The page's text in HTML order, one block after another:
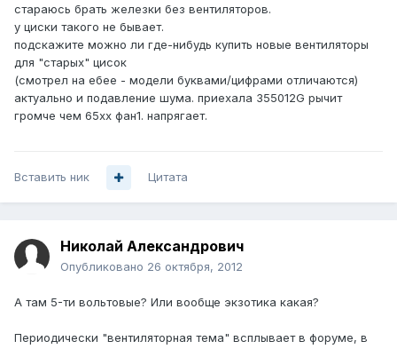
стараюсь брать железки без вентиляторов.
у циски такого не бывает.
подскажите можно ли где-нибудь купить новые вентиляторы
для "старых" цисок
(смотрел на ебее - модели буквами/цифрами отличаются)
актуально и подавление шума. приехала 355012G рычит
громче чем 65хх фан1. напрягает.
Вставить ник Цитата
Николай Александрович
Опубликовано 26 октября, 2012
А там 5-ти вольтовые? Или вообще экзотика какая?
Периодически "вентиляторная тема" всплывает в форуме, в